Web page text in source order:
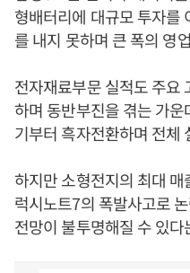
형배터리에 대규모 투자를
를 내지 못하며 큰 폭의 영
전자재료부문 실적도 주요
하며 동반부진을 겪는 가
기부터 흑자전환하며 전체
하지만 소형전지의 최대
럭시노트7의 폭발사고로
전망이 불투명해질 수 있